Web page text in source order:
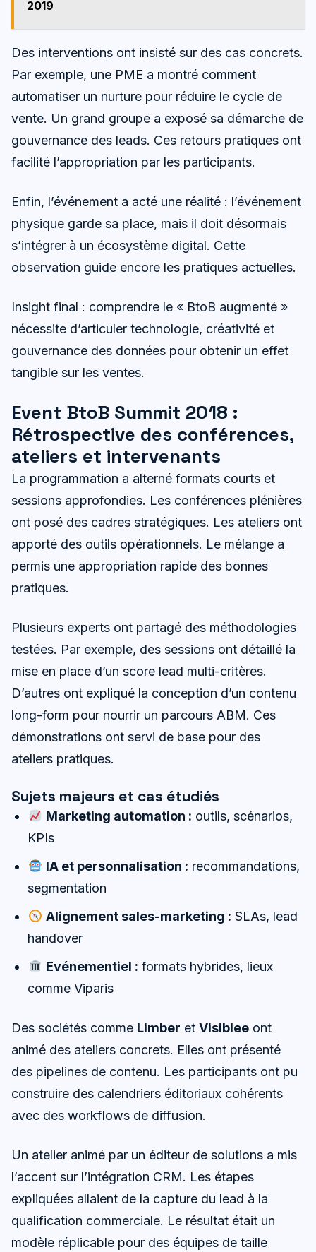
2019
Des interventions ont insisté sur des cas concrets.
Par exemple, une PME a montré comment
automatiser un nurture pour réduire le cycle de
vente. Un grand groupe a exposé sa démarche de
gouvernance des leads. Ces retours pratiques ont
facilité l’appropriation par les participants.
Enfin, l’événement a acté une réalité : l’événement
physique garde sa place, mais il doit désormais
s’intégrer à un écosystème digital. Cette
observation guide encore les pratiques actuelles.
Insight final : comprendre le « BtoB augmenté »
nécessite d’articuler technologie, créativité et
gouvernance des données pour obtenir un effet
tangible sur les ventes.
Event BtoB Summit 2018 :
Rétrospective des conférences,
ateliers et intervenants
La programmation a alterné formats courts et
sessions approfondies. Les conférences plénières
ont posé des cadres stratégiques. Les ateliers ont
apporté des outils opérationnels. Le mélange a
permis une appropriation rapide des bonnes
pratiques.
Plusieurs experts ont partagé des méthodologies
testées. Par exemple, des sessions ont détaillé la
mise en place d’un score lead multi-critères.
D’autres ont expliqué la conception d’un contenu
long-form pour nourrir un parcours ABM. Ces
démonstrations ont servi de base pour des
ateliers pratiques.
Sujets majeurs et cas étudiés
Marketing automation : outils, scénarios,
KPIs
IA et personnalisation : recommandations,
segmentation
Alignement sales-marketing : SLAs, lead
handover
Evénementiel : formats hybrides, lieux
comme Viparis
Des sociétés comme Limber et Visiblee ont
animé des ateliers concrets. Elles ont présenté
des pipelines de contenu. Les participants ont pu
construire des calendriers éditoriaux cohérents
avec des workflows de diffusion.
Un atelier animé par un éditeur de solutions a mis
l’accent sur l’intégration CRM. Les étapes
expliquées allaient de la capture du lead à la
qualification commerciale. Le résultat était un
modèle réplicable pour des équipes de taille